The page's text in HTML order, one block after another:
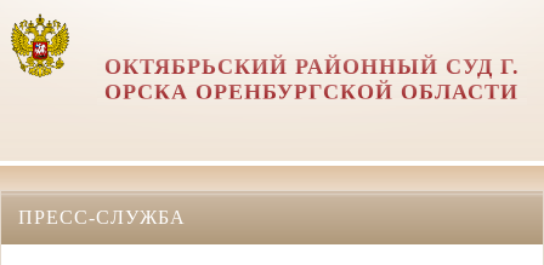
ОКТЯБРЬСКИЙ РАЙОННЫЙ СУД Г.
ОРСКА ОРЕНБУРГСКОЙ ОБЛАСТИ
ПРЕСС-СЛУЖБА